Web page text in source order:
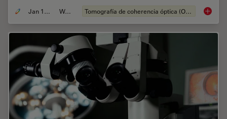
Jan 12, 2022 Webinar Tomografía de coherencia óptica (OCT, por sus siglas en inglés) Clinical